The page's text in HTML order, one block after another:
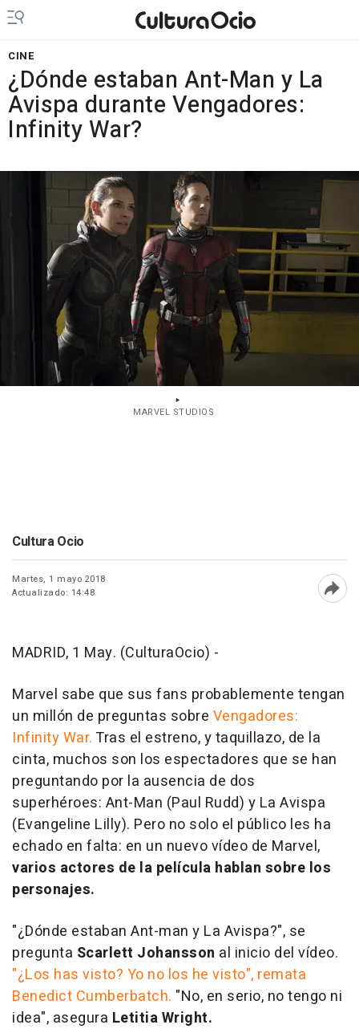
CINE
¿Dónde estaban Ant-Man y La
Avispa durante Vengadores:
Infinity War?
MARVEL STUDIOS
Cultura Ocio
Martes, 1 mayo 2018
Actualizado: 14:48
MADRID, 1 May. (CulturaOcio) -
Marvel sabe que sus fans probablemente tengan
un millón de preguntas sobre Vengadores:
Infinity War. Tras el estreno, y taquillazo, de la
cinta, muchos son los espectadores que se han
preguntando por la ausencia de dos
superhéroes: Ant-Man (Paul Rudd) y La Avispa
(Evangeline Lilly). Pero no solo el público les ha
echado en falta: en un nuevo vídeo de Marvel,
varios actores de la película hablan sobre los
personajes.
"¿Dónde estaban Ant-man y La Avispa?", se
pregunta Scarlett Johansson al inicio del vídeo.
"¿Los has visto? Yo no los he visto", remata
Benedict Cumberbatch. "No, en serio, no tengo ni
idea", asegura Letitia Wright.